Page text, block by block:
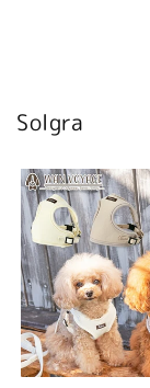
Solgra